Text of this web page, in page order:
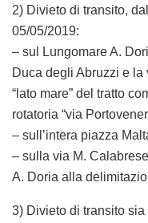
2) Divieto di transito,
05/05/2019:
– sul Lungomare A.
Duca degli Abruzzi e
“lato mare” del tratto
rotatoria “via
– sull’intera piazza
– sulla via M.
A. Doria alla
3) Divieto di transito